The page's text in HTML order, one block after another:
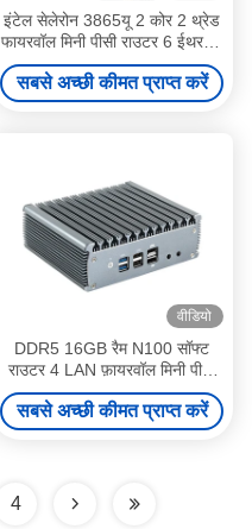
इंटेल सेलेरोन 3865यू 2 कोर 2 थ्रेड
फायरवॉल मिनी पीसी राउटर 6 ईथरनेट
डीडीआर4 के साथ
सबसे अच्छी कीमत प्राप्त करें
वीडियो
DDR5 16GB रैम N100 सॉफ्ट
राउटर 4 LAN फ़ायरवॉल मिनी पीसी
राउटर होम ऑफिस के लिए लिनक्स के
साथ
सबसे अच्छी कीमत प्राप्त करें
4